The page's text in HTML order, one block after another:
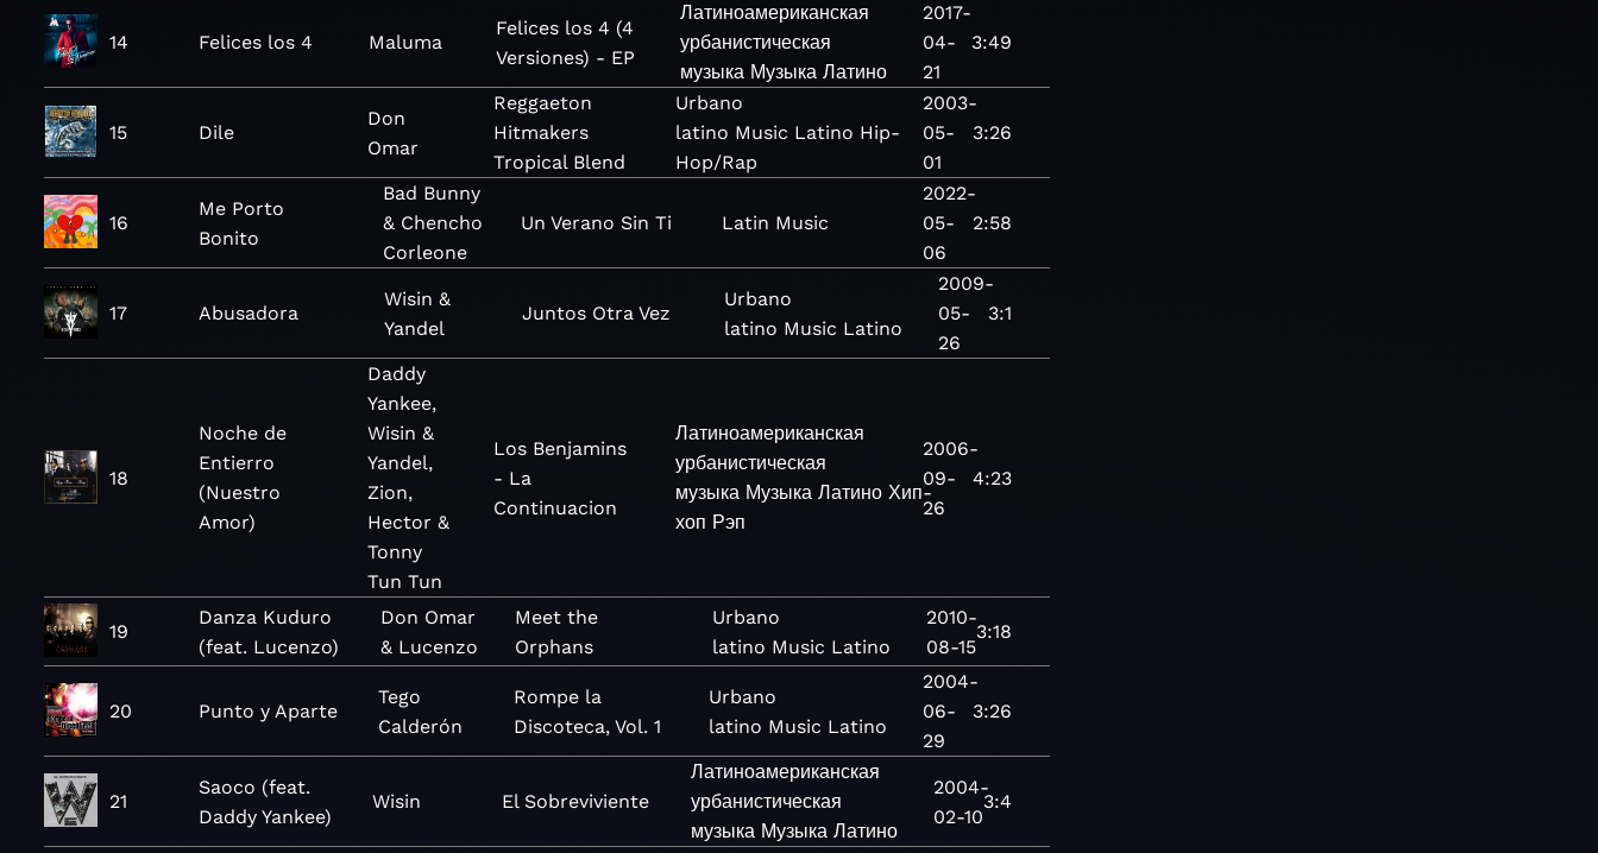
14 Felices los 4 Maluma
Felices los 4 (4
Versiones) - EP
Латиноамериканская
урбанистическая
музыка Музыка Латино
2017-
04-
21
3:49
15 Dile
Don
Omar
Reggaeton
Hitmakers
Tropical Blend
Urbano
latino Music Latino Hip-
Hop/Rap
2003-
05-
01
3:26
16
Me Porto
Bonito
Bad Bunny
& Chencho
Corleone
Un Verano Sin Ti Latin Music
2022-
05-
06
2:58
17 Abusadora
Wisin &
Yandel
Juntos Otra Vez
Urbano
latino Music Latino
2009-
05-
26
3:1
18
Noche de
Entierro
(Nuestro
Amor)
Daddy
Yankee,
Wisin &
Yandel,
Zion,
Hector &
Tonny
Tun Tun
Los Benjamins
- La
Continuacion
Латиноамериканская
урбанистическая
музыка Музыка Латино Хип-
хоп Рэп
2006-
09-
26
4:23
19
Danza Kuduro
(feat. Lucenzo)
Don Omar
& Lucenzo
Meet the
Orphans
Urbano
latino Music Latino
2010-
08-15
3:18
20 Punto y Aparte
Tego
Calderón
Rompe la
Discoteca, Vol. 1
Urbano
latino Music Latino
2004-
06-
29
3:26
21
Saoco (feat.
Daddy Yankee)
Wisin El Sobreviviente
Латиноамериканская
урбанистическая
музыка Музыка Латино
2004-
02-10
3:4